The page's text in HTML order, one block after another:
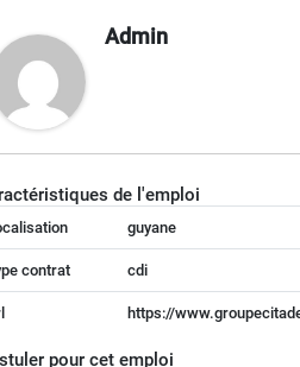
Admin
de l'emploi
guyane
contrat cdi
https://
pour cet emploi